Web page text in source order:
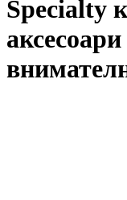
Specialty